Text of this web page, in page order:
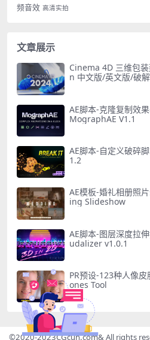
频音效 高清实拍
文章展示
Cinema 4D 三维包
n 中文版/英文版/破
AE脚本-克隆复制效
MographAE V1.1
AE脚本-自定义破碎
1.2
AE模板-婚礼相册照
ing Slideshow
AE脚本-图层深度拉
udalizer v1.0.1
PR预设-123种人像
ones Tool
©2020-2023CGcun.com& All rights